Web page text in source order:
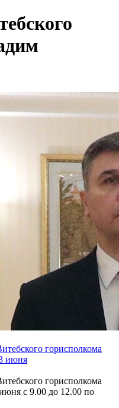
горисполкома
июня
горисполкома
с 9.00 до 12.00 по